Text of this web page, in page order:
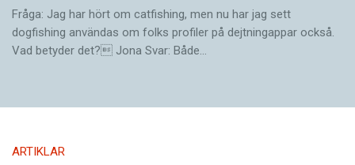
Fråga: Jag har hört om catfishing, men nu har jag sett
dogfishing användas om folks profiler på dejtningappar också.
Vad betyder det? Jona Svar: Både…
ARTIKLAR